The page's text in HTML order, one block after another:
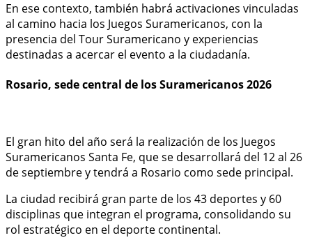
En ese contexto, también habrá activaciones vinculadas
al camino hacia los Juegos Suramericanos, con la
presencia del Tour Suramericano y experiencias
destinadas a acercar el evento a la ciudadanía.
Rosario, sede central de los Suramericanos 2026
El gran hito del año será la realización de los Juegos
Suramericanos Santa Fe, que se desarrollará del 12 al 26
de septiembre y tendrá a Rosario como sede principal.
La ciudad recibirá gran parte de los 43 deportes y 60
disciplinas que integran el programa, consolidando su
rol estratégico en el deporte continental.